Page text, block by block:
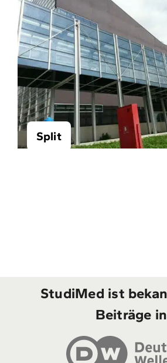
Split
StudiMed ist
Beiträge in